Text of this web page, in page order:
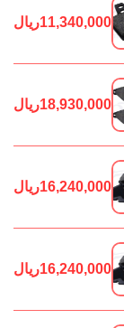
11,340,000ریال
18,930,000ریال
16,240,000ریال
16,240,000ریال